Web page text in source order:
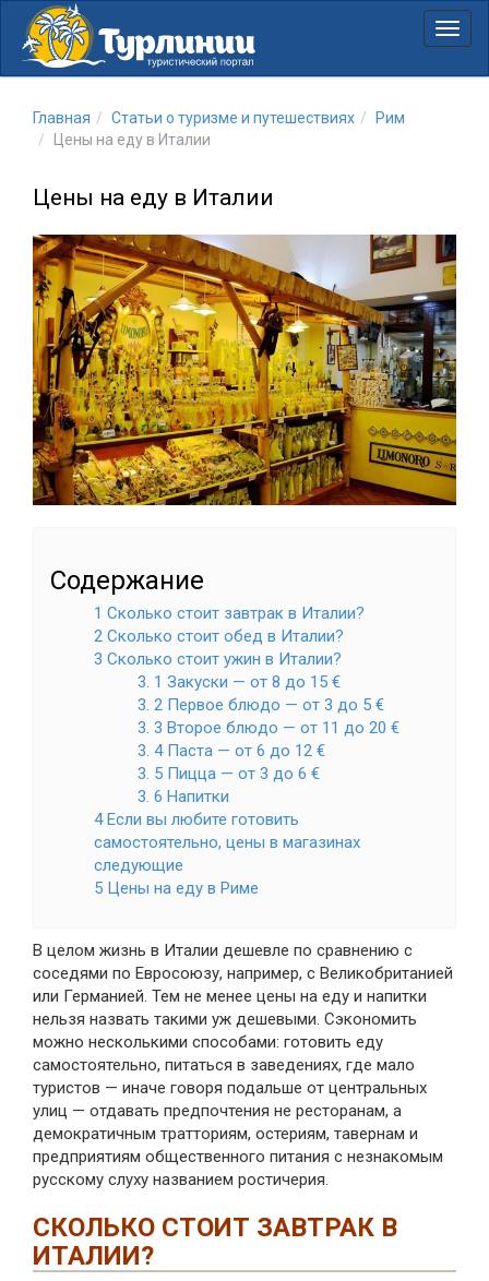
Главная Статьи о туризме и путешествиях
Рим
Цены на еду в Италии
Цены на еду в Италии
Содержание
1 Сколько стоит завтрак в Италии?
2 Сколько стоит обед в Италии?
3 Сколько стоит ужин в Италии?
3. 1 Закуски — от 8 до 15 €
3. 2 Первое блюдо — от 3 до 5 €
3. 3 Второе блюдо — от 11 до 20 €
3. 4 Паста — от 6 до 12 €
3. 5 Пицца — от 3 до 6 €
3. 6 Напитки
4 Если вы любите готовить
самостоятельно, цены в магазинах
следующие
5 Цены на еду в Риме
В целом жизнь в Италии дешевле по сравнению с
соседями по Евросоюзу, например, с Великобританией
или Германией. Тем не менее цены на еду и напитки
нельзя назвать такими уж дешевыми. Сэкономить
можно несколькими способами: готовить еду
самостоятельно, питаться в заведениях, где мало
туристов — иначе говоря подальше от центральных
улиц — отдавать предпочтения не ресторанам, а
демократичным тратториям, остериям, тавернам и
предприятиям общественного питания с незнакомым
русскому слуху названием ростичерия.
СКОЛЬКО СТОИТ ЗАВТРАК В
ИТАЛИИ?